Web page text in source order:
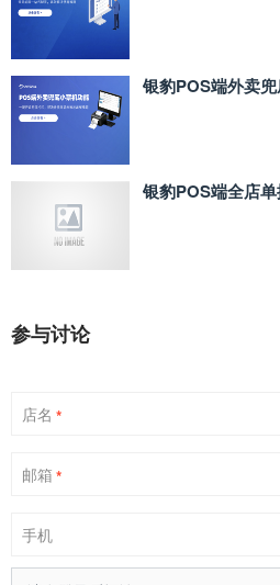
银豹POS端外卖
银豹POS端全店
参与讨论
店名 *
邮箱 *
手机